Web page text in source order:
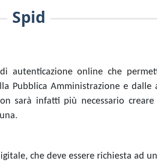
Spid
autenticazione online che
Pubblica Amministrazione e dalle
sarà infatti più necessario
che deve essere richiesta ad